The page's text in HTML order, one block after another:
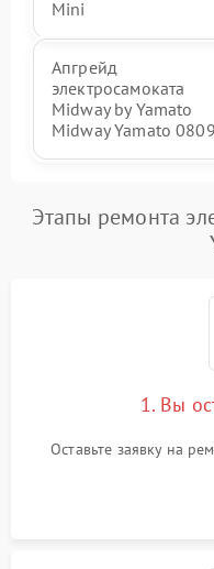
Mini
Апгрейд
электросамоката
Midway by Yamato
Midway Yamato 0809
Этапы ремонта
1. Вы
Оставьте заявку на